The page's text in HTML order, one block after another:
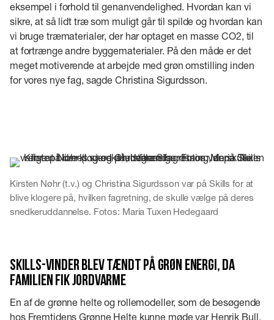
eksempel i forhold til genanvendelighed. Hvordan kan vi
sikre, at så lidt træ som muligt går til spilde og hvordan kan
vi bruge træmaterialer, der har optaget en masse CO2, til
at fortrænge andre byggematerialer. På den måde er det
meget motiverende at arbejde med grøn omstilling inden
for vores nye fag, sagde Christina Sigurdsson.
Kirsten Nøhr (t.v.) og Christina Sigurdsson var på Skills for at
blive klogere på, hvilken fagretning, de skulle vælge på deres
snedkeruddannelse. Fotos: Maria Tuxen Hedegaard
Skills-vinder blev tændt på grøn energi, da
familien fik jordvarme
En af de grønne helte og rollemodeller, som de besøgende
hos Fremtidens Grønne Helte kunne møde var Henrik Bull,